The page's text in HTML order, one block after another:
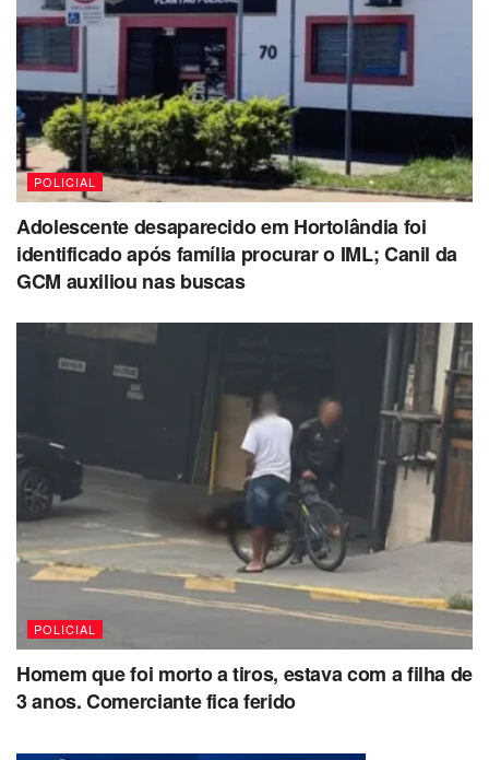
POLICIAL
Adolescente desaparecido em Hortolândia foi
identificado após família procurar o IML; Canil da
GCM auxiliou nas buscas
POLICIAL
Homem que foi morto a tiros, estava com a filha de
3 anos. Comerciante fica ferido